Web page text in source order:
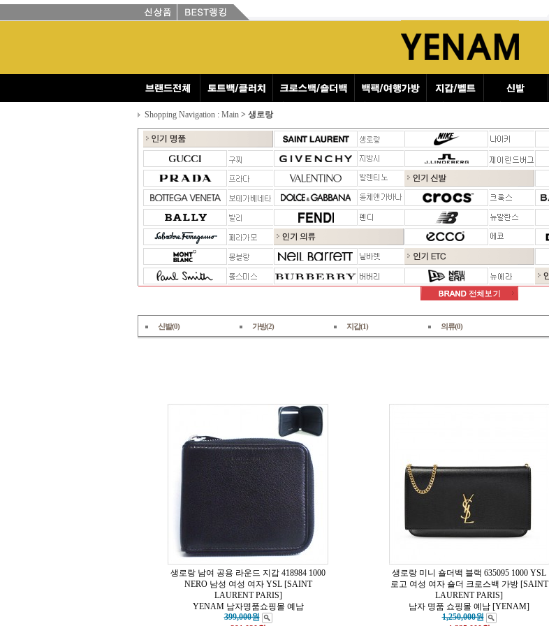
Shopping Navigation : Main > 생로랑
신발(0) 가방(2) 지갑(1) 의류(0)
생로랑 남여 공용 라운드 지갑 418984 1000
NERO 남성 여성 여자 YSL [SAINT
LAURENT PARIS]
YENAM 남자명품쇼핑몰 예남
399,000원
생로랑 미니 숄더백 블랙 635095 1000 YSL
로고 여성 여자 숄더 크로스백 가방 [SAINT
LAURENT PARIS]
남자 명품 쇼핑몰 예남 [YENAM]
1,250,000원